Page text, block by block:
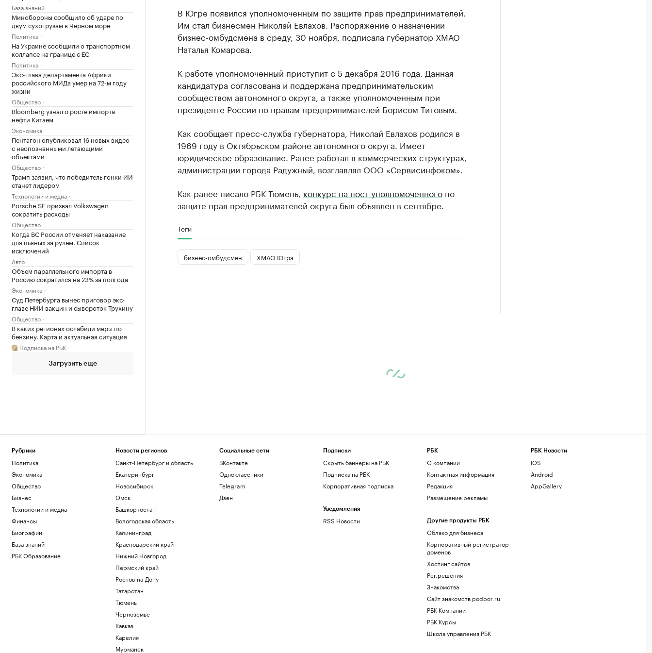
База знаний
Минобороны сообщило об ударе по
двум сухогрузам в Черном море
Политика
На Украине сообщили о транспортном
коллапсе на границе с ЕС
Политика
Экс-глава департамента Африки
российского МИДа умер на 72-м году
жизни
Общество
Bloomberg узнал о росте импорта
нефти Китаем
Экономика
Пентагон опубликовал 16 новых видео
с неопознанными летающими
объектами
Общество
Трамп заявил, что победитель гонки ИИ
станет лидером
Технологии и медиа
Porsche SE призвал Volkswagen
сократить расходы
Общество
Когда ВС России отменяет наказание
для пьяных за рулем. Список
исключений
Авто
Объем параллельного импорта в
Россию сократился на 23% за полгода
Экономика
Суд Петербурга вынес приговор экс-
главе НИИ вакцин и сывороток Трухину
Общество
В каких регионах ослабили меры по
бензину. Карта и актуальная ситуация
Подписка на РБК
Загрузить еще
В Югре появился уполномоченным по защите прав предпринимателей.
Им стал бизнесмен Николай Евлахов. Распоряжение о назначении
бизнес-омбудсмена в среду, 30 ноября, подписала губернатор ХМАО
Наталья Комарова.
К работе уполномоченный приступит с 5 декабря 2016 года. Данная
кандидатура согласована и поддержана предпринимательским
сообществом автономного округа, а также уполномоченным при
президенте России по правам предпринимателей Борисом Титовым.
Как сообщает пресс-служба губернатора, Николай Евлахов родился в
1969 году в Октябрьском районе автономного округа. Имеет
юридическое образование. Ранее работал в коммерческих структурах,
администрации города Радужный, возглавлял ООО «Сервисинфоком».
Как ранее писало РБК Тюмень, конкурс на пост уполномоченногопо
защите прав предпринимателей округа был объявлен в сентябре.
Теги
бизнес-омбудсмен ХМАО Югра
Рубрики
Политика
Экономика
Общество
Бизнес
Технологии и медиа
Финансы
Биографии
База знаний
РБК Образование
Новости регионов
Санкт-Петербург и область
Екатеринбург
Новосибирск
Омск
Башкортостан
Вологодская область
Калининград
Краснодарский край
Нижний Новгород
Пермский край
Ростов-на-Дону
Татарстан
Тюмень
Черноземье
Кавказ
Карелия
Мурманск
Социальные сети
ВКонтакте
Одноклассники
Telegram
Дзен
Подписки
Скрыть баннеры на РБК
Подписка на РБК
Корпоративная подписка
Уведомления
RSS Новости
РБК
О компании
Контактная информация
Редакция
Размещение рекламы
Другие продукты РБК
Облако для бизнеса
Корпоративный регистратор
доменов
Хостинг сайтов
Рег.решения
Знакомства
Сайт знакомств podbor.ru
РБК Компании
РБК Курсы
Школа управления РБК
РБК Новости
iOS
Android
AppGallery